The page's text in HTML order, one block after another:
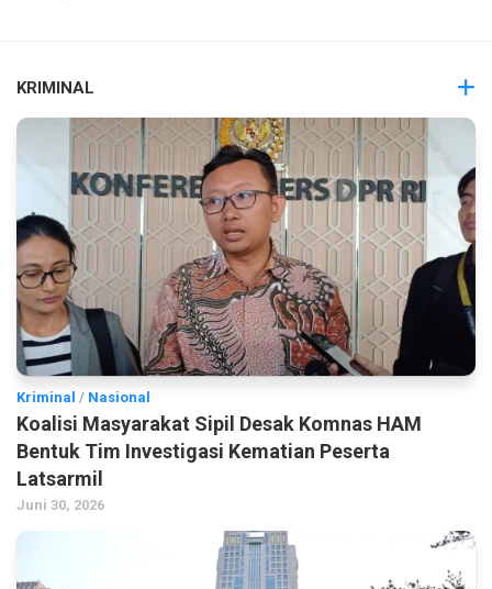
KRIMINAL
Kriminal / Nasional
Koalisi Masyarakat Sipil Desak Komnas HAM
Bentuk Tim Investigasi Kematian Peserta
Latsarmil
Juni 30, 2026